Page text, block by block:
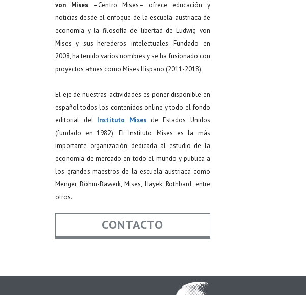
von Mises—Centro Mises— ofrece educación y
noticias desde el enfoque de la escuela austriaca de
economía y la filosofía de libertad de Ludwig von
Mises y sus herederos intelectuales. Fundado en
2008, ha tenido varios nombres y se ha fusionado con
proyectos afines como Mises Hispano (2011-2018).
El eje de nuestras actividades es poner disponible en
español todos los contenidos online y todo el fondo
editorial del Instituto Mises de Estados Unidos
(fundado en 1982). El Instituto Mises es la más
importante organización dedicada al estudio de la
economía de mercado en todo el mundo y publica a
los grandes maestros de la escuela austriaca como
Menger, Böhm-Bawerk, Mises, Hayek, Rothbard, entre
otros.
CONTACTO